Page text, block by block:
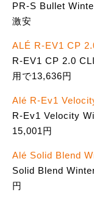
PR-S Bullet
激安
ALÉ R-EV1 CP
R-EV1 CP 2.0
用で13,636円
Alé R-Ev1
R-Ev1 Velocity
15,001円
Alé Solid Blend
Solid Blend
円